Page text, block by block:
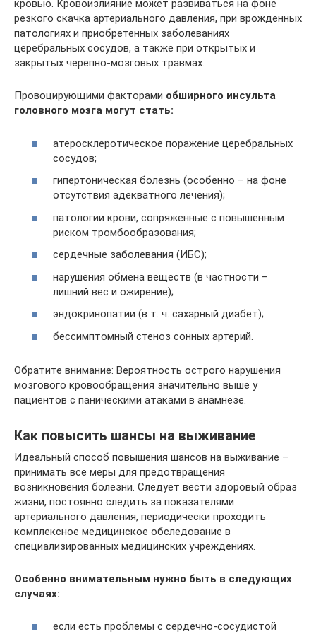
кровью. Кровоизлияние может развиваться на фоне
резкого скачка артериального давления, при врожденных
патологиях и приобретенных заболеваниях
церебральных сосудов, а также при открытых и
закрытых черепно-мозговых травмах.
Провоцирующими факторами обширного инсульта
головного мозга могут стать:
атеросклеротическое поражение церебральных
сосудов;
гипертоническая болезнь (особенно – на фоне
отсутствия адекватного лечения);
патологии крови, сопряженные с повышенным
риском тромбообразования;
сердечные заболевания (ИБС);
нарушения обмена веществ (в частности –
лишний вес и ожирение);
эндокринопатии (в т. ч. сахарный диабет);
бессимптомный стеноз сонных артерий.
Обратите внимание: Вероятность острого нарушения
мозгового кровообращения значительно выше у
пациентов с паническими атаками в анамнезе.
Как повысить шансы на выживание
Идеальный способ повышения шансов на выживание –
принимать все меры для предотвращения
возникновения болезни. Следует вести здоровый образ
жизни, постоянно следить за показателями
артериального давления, периодически проходить
комплексное медицинское обследование в
специализированных медицинских учреждениях.
Особенно внимательным нужно быть в следующих
случаях:
если есть проблемы с сердечно-сосудистой